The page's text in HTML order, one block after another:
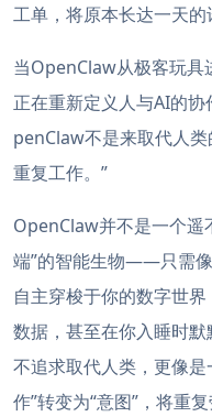
工单，将原本长达一天的
当OpenClaw从极客玩具
正在重新定义人与AI的
penClaw不是来取代人
重复工作。”
OpenClaw并不是一个遥
端”的智能生物——只需
自主穿梭于你的数字世
数据，甚至在你入睡时
不追求取代人类，更像
作”转变为“意图”，将重